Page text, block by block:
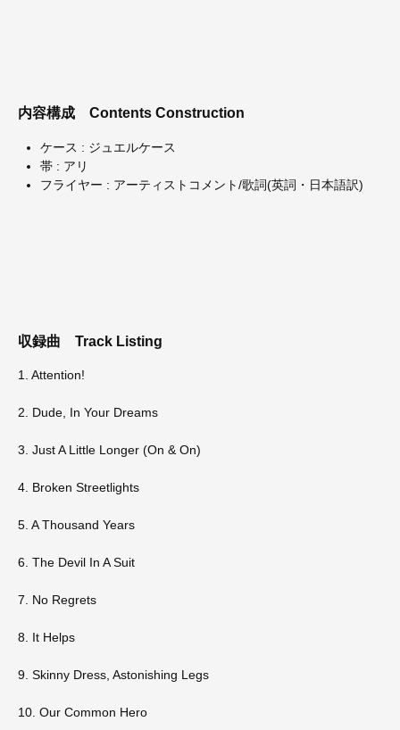
内容構成 Contents Construction
ケース : ジュエルケース
帯 : アリ
フライヤー : アーティストコメント/歌詞(英詞・日本語訳)
収録曲 Track Listing
1. Attention!
2. Dude, In Your Dreams
3. Just A Little Longer (On & On)
4. Broken Streetlights
5. A Thousand Years
6. The Devil In A Suit
7. No Regrets
8. It Helps
9. Skinny Dress, Astonishing Legs
10. Our Common Hero